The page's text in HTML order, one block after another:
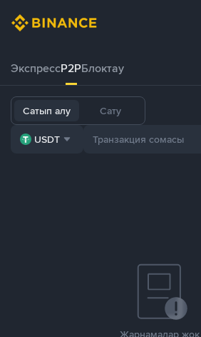
ЭкспрессP2PБлоктау
Сатып алу Сату
USDT
Жарнамалар жоқ